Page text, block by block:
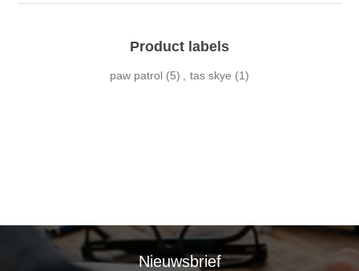
Product labels
paw patrol (5) tas skye (1)
Nieuwsbrief